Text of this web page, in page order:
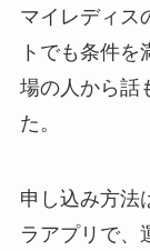
マイレディス
トでも条件
場の人から話
た。
申し込み方法
ラアプリで、